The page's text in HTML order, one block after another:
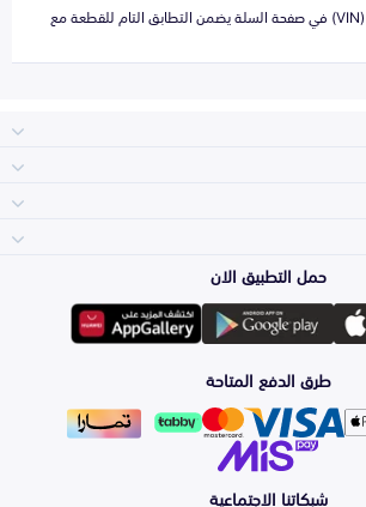
تزويدنا برقم الهيكل (VIN) في صفحة السلة يضمن التطابق التام للقطعة مع
المكائن، القيرات
وملحقاتها
الشمعات
والاصطبات (الاضاءة)
الفرامل والأقمشة
لوازم الرحلات
اكسسوارات العناية
الأكثر مبيعاً
التلميع والعناية
تويوتا
هيونداي
كيا
حمل التطبيق الان
طرق الدفع المتاحة
شبكاتنا الاجتماعية